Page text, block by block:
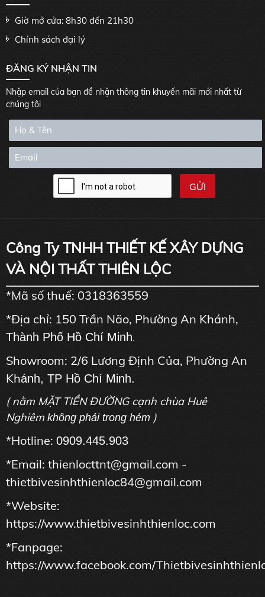
Giờ mở cửa: 8h30 đến 21h30
Chính sách đại lý
ĐĂNG KÝ NHẬN TIN
Nhập email của bạn để nhận thông tin khuyến mãi mới nhất từ
chúng tôi
Công Ty TNHH THIẾT KẾ XÂY DỰNG
VÀ NỘI THẤT THIÊN LỘC
*Mã số thuế: 0318363559
*Địa chỉ: 150 Trần Não, Phường An Khánh,
Thành Phố Hồ Chí Minh.
Showroom: 2/6 Lương Định Của, Phường An
Khánh, TP Hồ Chí Minh.
( nằm MẶT TIỀN ĐƯỜNG cạnh chùa Huê
Nghiêm không phải trong hẻm )
*Hotline: 0909.445.903
*Email: thienlocttnt@gmail.com -
thietbivesinhthienloc84@gmail.com
*Website:
https://www.thietbivesinhthienloc.com
*Fanpage:
https://www.facebook.com/